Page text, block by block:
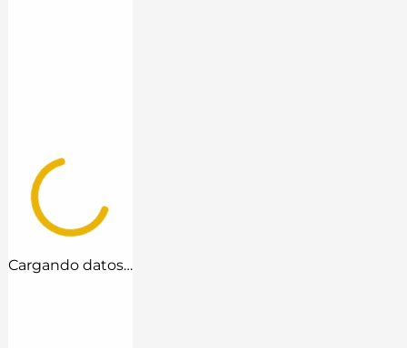
Cargando datos…